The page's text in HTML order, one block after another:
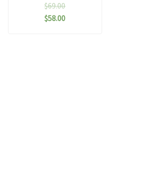
$69.00
$58.00